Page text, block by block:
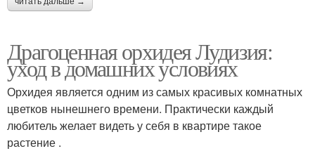
Драгоценная орхидея Лудизия:
уход в домашних условиях
Орхидея является одним из самых красивых комнатных
цветков нынешнего времени. Практически каждый
любитель желает видеть у себя в квартире такое
растение .